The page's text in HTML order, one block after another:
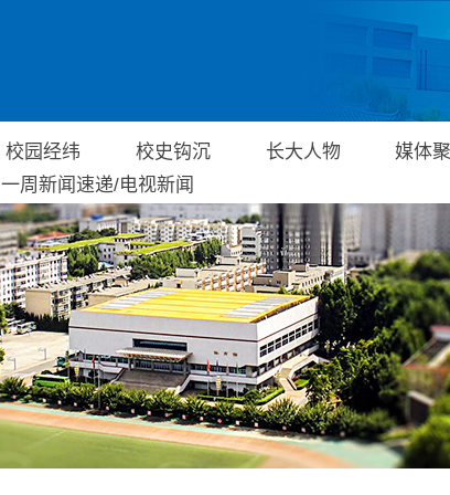
校园经纬 校史钩沉 长大人物
媒体
一周新闻速递/电视新闻